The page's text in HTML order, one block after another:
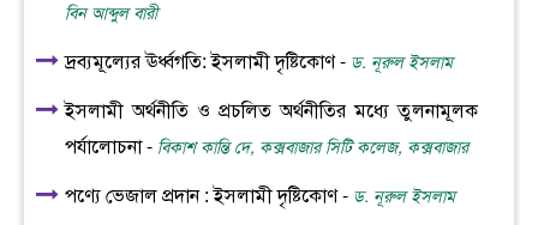
বিন আব্দুল বারী
দ্রব্যমূল্যের ঊর্ধ্বগতি: ইসলামী দৃষ্টিকোণ - ড. নূরুল ইসলাম
ইসলামী অর্থনীতি ও প্রচলিত অর্থনীতির মধ্যে তুলনামূলক
পর্যালোচনা - বিকাশ কান্তি দে, কক্সবাজার সিটি কলেজ, কক্সবাজার
পণ্যে ভেজাল প্রদান : ইসলামী দৃষ্টিকোণ - ড. নূরুল ইসলাম